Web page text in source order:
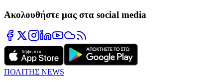
Ακολουθήστε μας στα social media
ΠΟΛΙΤΗΣ NEWS